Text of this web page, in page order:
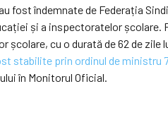
fost îndemnate de Federația
și a inspectoratelor școlare.
școlare, cu o durată de 62 de zile
stabilite prin ordinul de ministru
în Monitorul Oficial.